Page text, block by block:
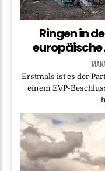
Ringen in
europäische
Erstmals ist es der
einem EVP-